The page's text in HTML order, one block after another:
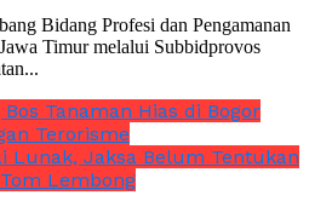
Bidang Profesi dan Pengamanan
Timur melalui Subbidprovos
Tanaman Hias di Bogor
Terorisme
Lunak, Jaksa Belum Tentukan
Lembong